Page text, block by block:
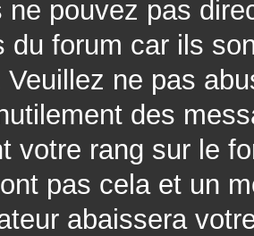
ne pouvez pas
du forum car ils
Veuillez ne pas
des
votre rang sur le
pas cela et un
abaissera